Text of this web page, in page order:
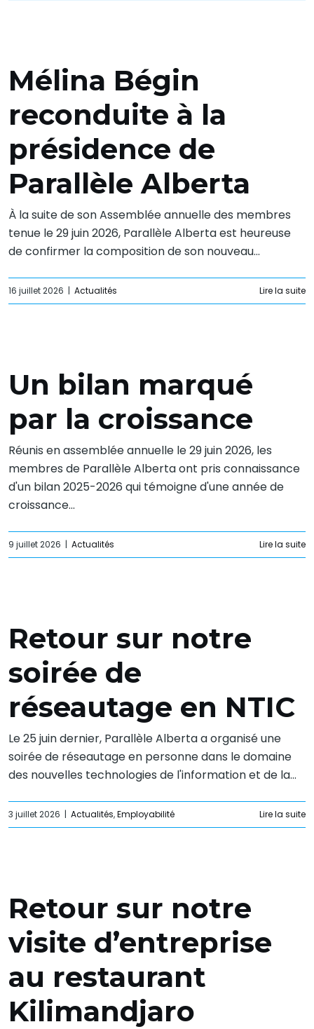
Mélina Bégin
reconduite à la
présidence de
Parallèle Alberta
À la suite de son Assemblée annuelle des membres
tenue le 29 juin 2026, Parallèle Alberta est heureuse
de confirmer la composition de son nouveau...
16 juillet 2026 | Actualités Lire la suite
Un bilan marqué
par la croissance
Réunis en assemblée annuelle le 29 juin 2026, les
membres de Parallèle Alberta ont pris connaissance
d'un bilan 2025-2026 qui témoigne d'une année de
croissance...
9 juillet 2026 | Actualités Lire la suite
Retour sur notre
soirée de
réseautage en NTIC
Le 25 juin dernier, Parallèle Alberta a organisé une
soirée de réseautage en personne dans le domaine
des nouvelles technologies de l'information et de la...
3 juillet 2026 | Actualités,Employabilité Lire la suite
Retour sur notre
visite d’entreprise
au restaurant
Kilimandjaro